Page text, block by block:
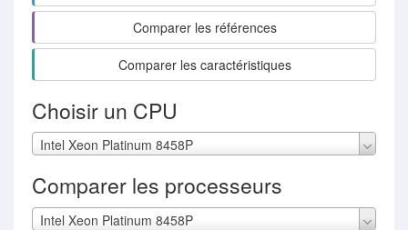
Comparer les références
Comparer les caractéristiques
Choisir un CPU
Intel Xeon Platinum 8458P
Comparer les processeurs
Intel Xeon Platinum 8458P